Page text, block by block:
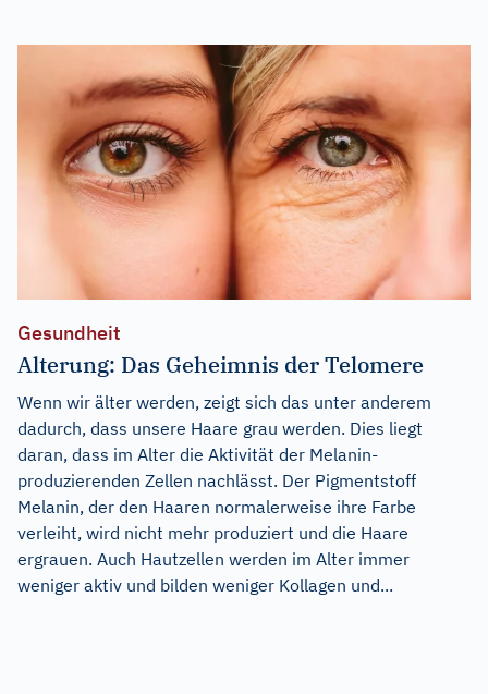
Gesundheit
Alterung: Das Geheimnis der Telomere
Wenn wir älter werden, zeigt sich das unter anderem
dadurch, dass unsere Haare grau werden. Dies liegt
daran, dass im Alter die Aktivität der Melanin-
produzierenden Zellen nachlässt. Der Pigmentstoff
Melanin, der den Haaren normalerweise ihre Farbe
verleiht, wird nicht mehr produziert und die Haare
ergrauen. Auch Hautzellen werden im Alter immer
weniger aktiv und bilden weniger Kollagen und...